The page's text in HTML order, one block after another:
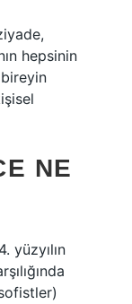
hepsinin
NE
yüzyılın